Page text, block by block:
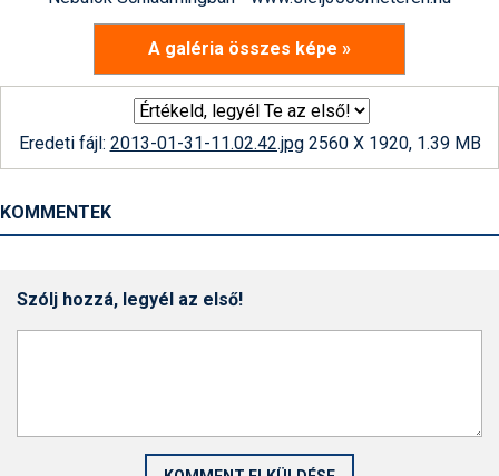
A galéria összes képe »
Eredeti fájl: 2013-01-31-11.02.42.jpg2560 X 1920, 1.39 MB
KOMMENTEK
Szólj hozzá, legyél az első!